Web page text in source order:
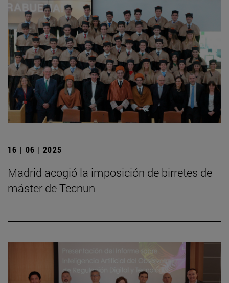
16 | 06 | 2025
Madrid acogió la imposición de birretes de
máster de Tecnun